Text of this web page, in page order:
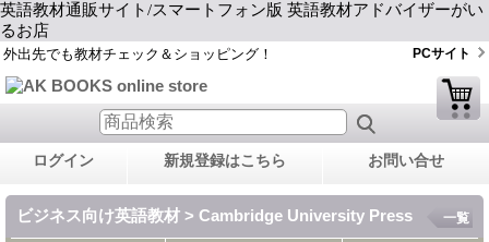
英語教材通販サイト/スマートフォン版 英語教材アドバイザーがい
るお店
外出先でも教材チェック＆ショッピング！ PCサイト
ログイン 新規登録はこちら お問い合せ
ビジネス向け英語教材 > Cambridge University Press 一覧